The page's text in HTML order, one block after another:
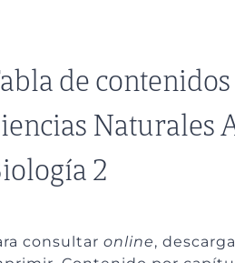
de contenidos
Naturales
2
consultar online,